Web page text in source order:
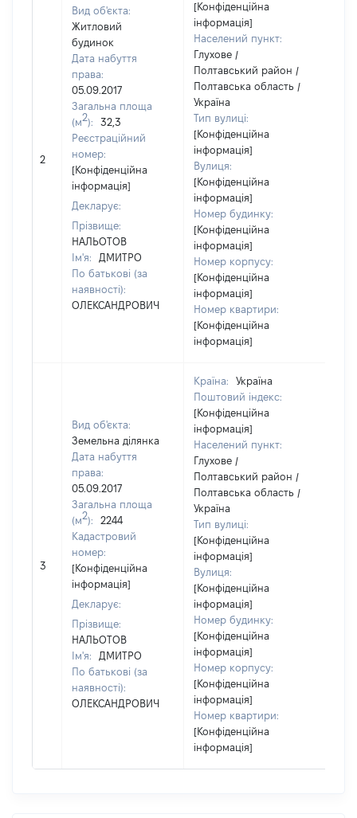
2
Вид об'єкта:
Житловий
будинок
Дата набуття
права:
05.09.2017
Загальна площа
(м2):
32,3
Реєстраційний
номер:
[Конфіденційна
інформація]
Декларує:
Прізвище:
НАЛЬОТОВ
Ім'я:
ДМИТРО
По батькові (за
наявності):
ОЛЕКСАНДРОВИЧ
[Конфіденційна
інформація]
Населений пункт:
Глухове /
Полтавський район /
Полтавська область /
Україна
Тип вулиці:
[Конфіденційна
інформація]
Вулиця:
[Конфіденційна
інформація]
Номер будинку:
[Конфіденційна
інформація]
Номер корпусу:
[Конфіденційна
інформація]
Номер квартири:
[Конфіденційна
інформація]
3
Вид об'єкта:
Земельна ділянка
Дата набуття
права:
05.09.2017
Загальна площа
(м2):
2244
Кадастровий
номер:
[Конфіденційна
інформація]
Декларує:
Прізвище:
НАЛЬОТОВ
Ім'я:
ДМИТРО
По батькові (за
наявності):
ОЛЕКСАНДРОВИЧ
Країна:
Україна
Поштовий індекс:
[Конфіденційна
інформація]
Населений пункт:
Глухове /
Полтавський район /
Полтавська область /
Україна
Тип вулиці:
[Конфіденційна
інформація]
Вулиця:
[Конфіденційна
інформація]
Номер будинку:
[Конфіденційна
інформація]
Номер корпусу:
[Конфіденційна
інформація]
Номер квартири:
[Конфіденційна
інформація]